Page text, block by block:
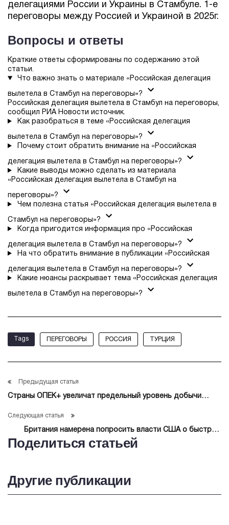
делегациями России и Украины в Стамбуле. 1-е
переговоры между Россией и Украиной в 2025г.
Вопросы и ответы
Краткие ответы сформированы по содержанию этой
статьи.
Что важно знать о материале «Российская делегация
вылетела в Стамбул на переговоры»?
Российская делегация вылетела в Стамбул на переговоры,
сообщил РИА Новости источник.
Как разобраться в теме «Российская делегация
вылетела в Стамбул на переговоры»?
Почему стоит обратить внимание на «Российская
делегация вылетела в Стамбул на переговоры»?
Какие выводы можно сделать из материала
«Российская делегация вылетела в Стамбул на
переговоры»?
Чем полезна статья «Российская делегация вылетела в
Стамбул на переговоры»?
Когда пригодится информация про «Российская
делегация вылетела в Стамбул на переговоры»?
На что обратить внимание в публикации «Российская
делегация вылетела в Стамбул на переговоры»?
Какие нюансы раскрывает тема «Российская делегация
вылетела в Стамбул на переговоры»?
Tags ПЕРЕГОВОРЫ РОССИЯ ТУРЦИЯ
Предыдущая статья
Страны ОПЕК+ увеличат предельный уровень добычи
Следующая статья
Британия намерена попросить власти США о быстром
заключении сделки по стали
Поделиться статьей
Другие публикации